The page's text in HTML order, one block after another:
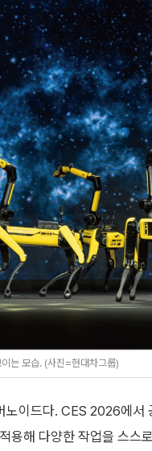
는 모습. (사진=현대차그룹)
이드다. CES 2026에서
해 다양한 작업을 스스